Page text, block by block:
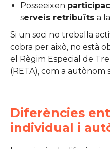
Posseeixen
serveis retribuïts a
Si un soci no treballa
cobra per això, no està
el Règim Especial de
(RETA), com a autònom
Diferències
individual i